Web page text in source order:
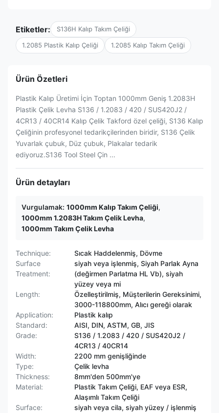
Etiketler: S136H Kalıp Takım Çeliği
1.2085 Plastik Kalıp Çeliği 1.2085 Kalıp Takım Çeliği
Ürün Özetleri
Plastik Kalıp Üretimi İçin Toptan 1000mm Geniş 1.2083H
Plastik Çelik Levha S136 / 1.2083 / 420 / SUS420J2 /
4CR13 / 40CR14 Kalıp Çelik Takford özel çeliği, S136 Kalıp
Çeliğinin profesyonel tedarikçilerinden biridir, S136 Çelik
Yuvarlak çubuk, Düz çubuk, Plakalar tedarik
ediyoruz.S136 Tool Steel Çin ...
Ürün detayları
Vurgulamak: 1000mm Kalıp Takım Çeliği,
1000mm 1.2083H Takım Çelik Levha,
1000mm Takım Çelik Levha
Technique:
Sıcak Haddelenmiş, Dövme
Surface
Treatment:
siyah veya işlenmiş, Siyah Parlak Ayna
(değirmen Parlatma HL Vb), siyah
yüzey veya mi
Length:
Özelleştirilmiş, Müşterilerin Gereksinimi,
3000-118800mm, Alıcı gereği olarak
Application:
Plastik kalıp
Standard:
AISI, DIN, ASTM, GB, JIS
Grade:
S136 / 1.2083 / 420 / SUS420J2 /
4CR13 / 40CR14
Width:
2200 mm genişliğinde
Type:
Çelik levha
Thickness:
8mm'den 500mm'ye
Material:
Plastik Takım Çeliği, EAF veya ESR,
Alaşımlı Takım Çeliği
Surface:
siyah veya cila, siyah yüzey / işlenmiş